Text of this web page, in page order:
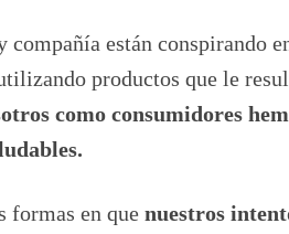
compañía están conspirando
productos que le
como consumidores
formas en que nuestros